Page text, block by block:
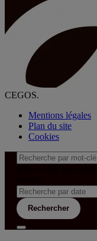
CEGOS.
Mentions légales
Plan du site
Cookies
Rechercher